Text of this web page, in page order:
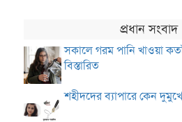
প্রধান সংবাদ
সকালে গরম পানি খাওয়া
বিস্তারিত
শহীদদের ব্যাপারে কেন